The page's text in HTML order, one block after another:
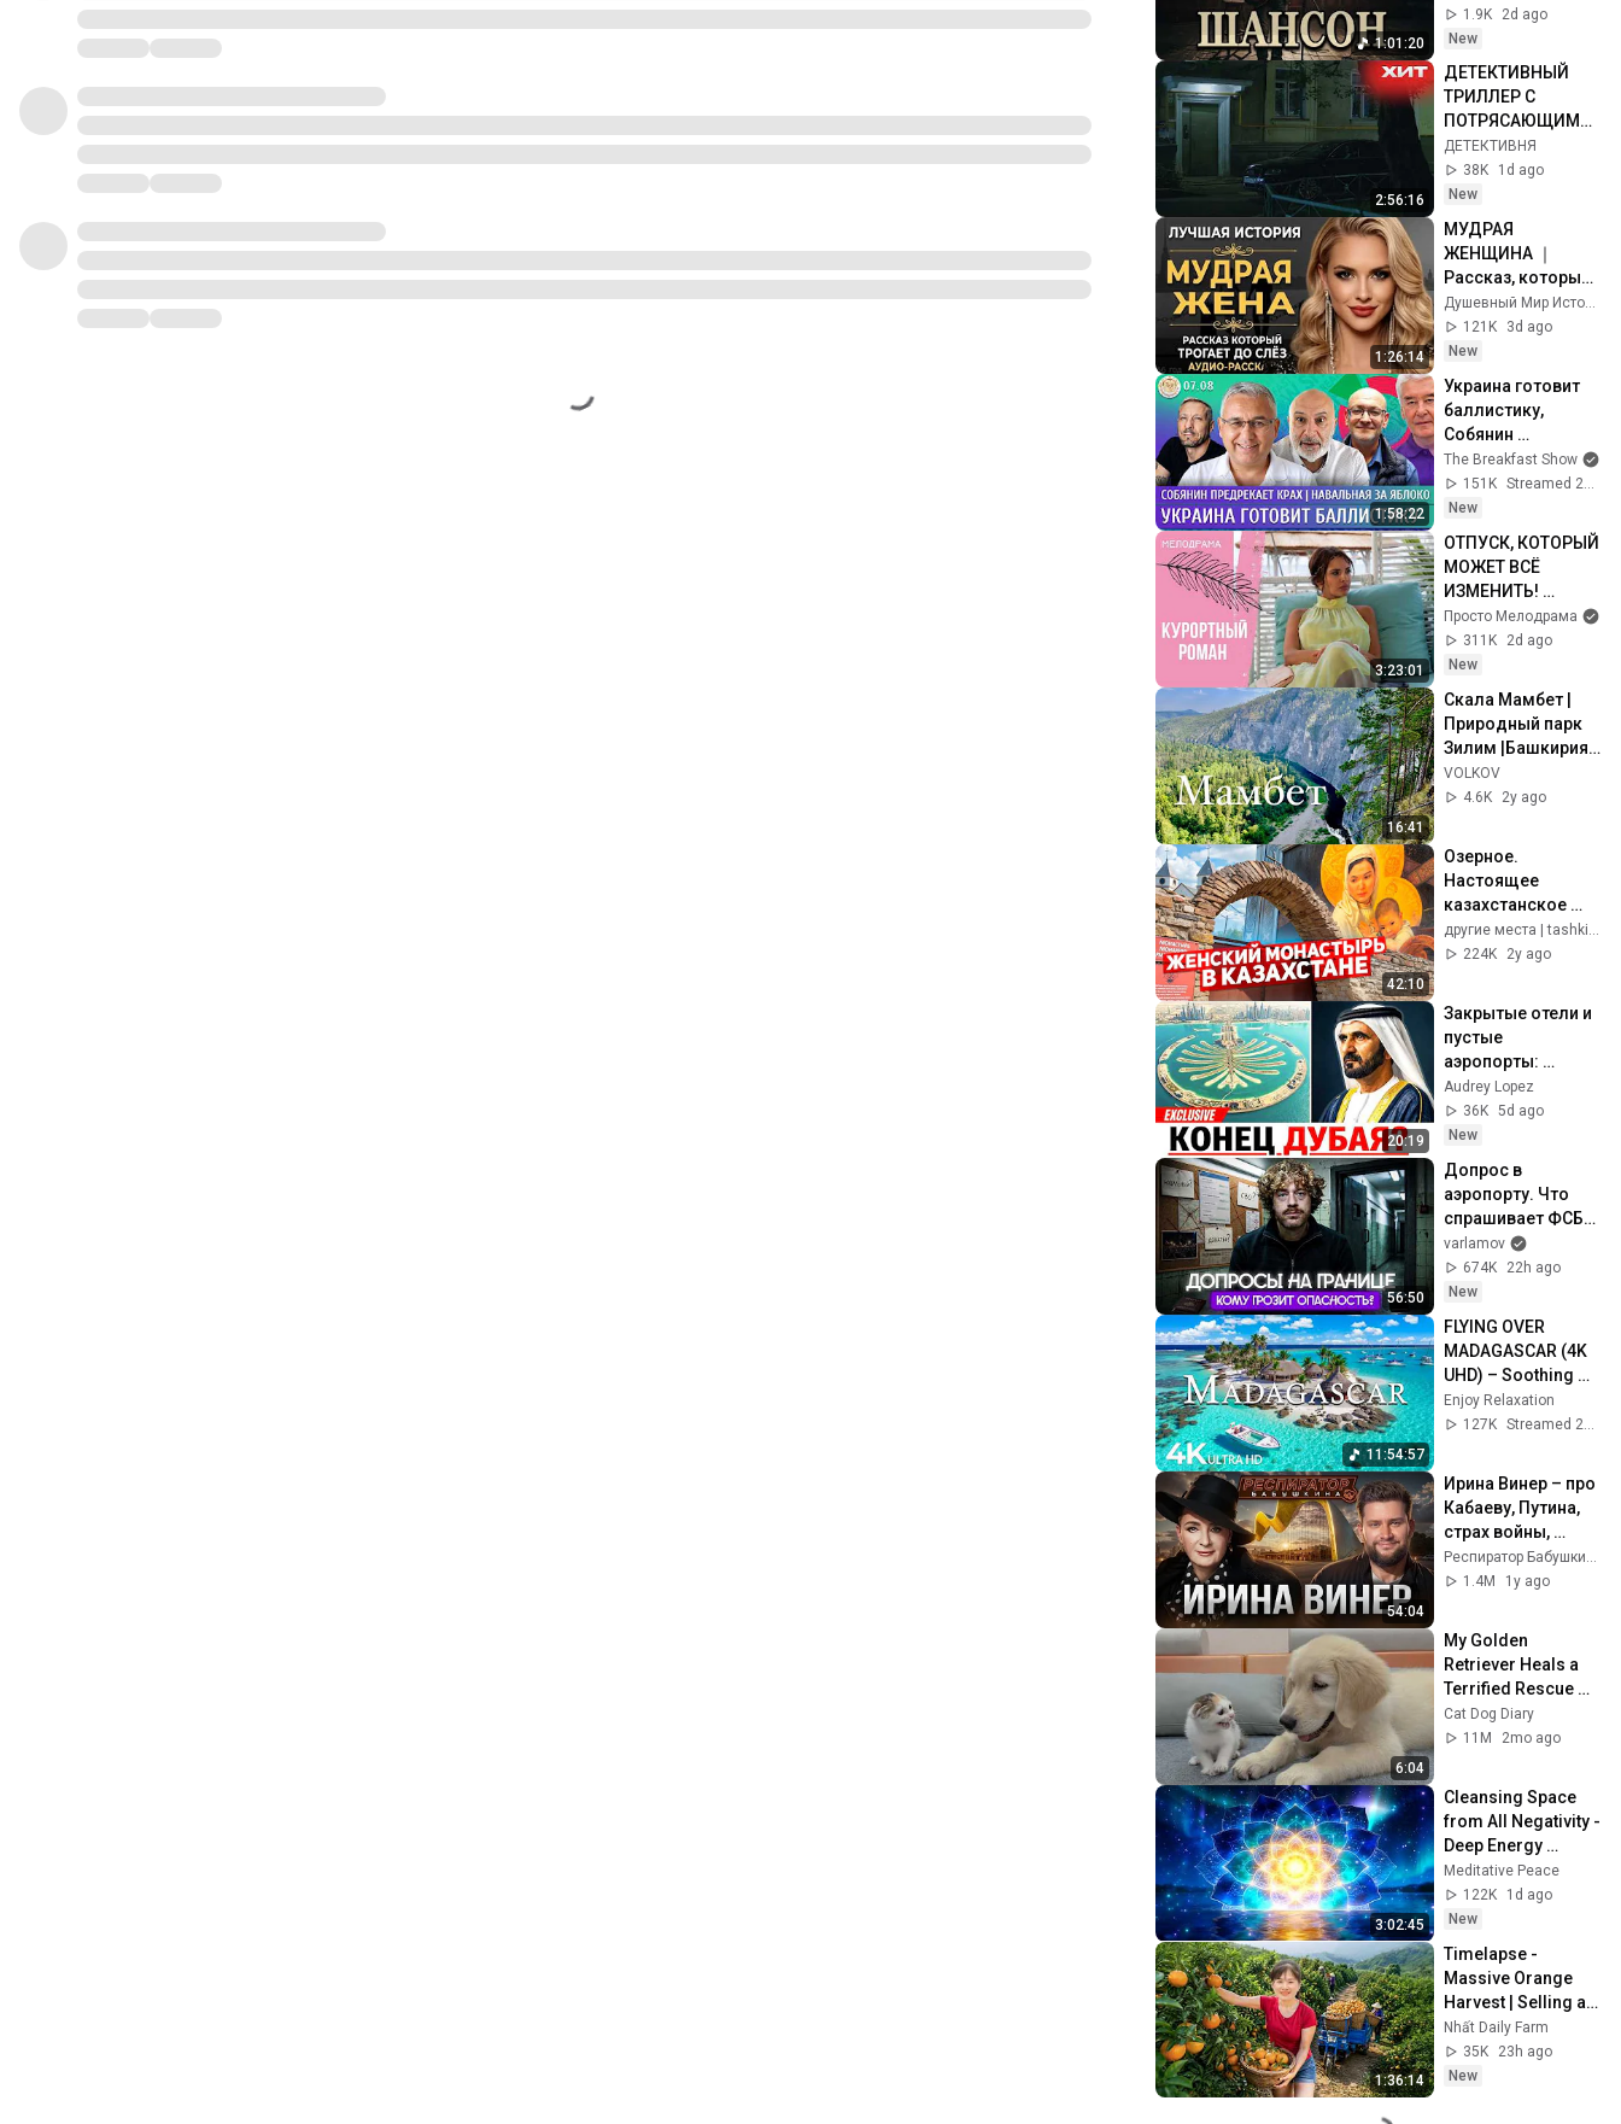
1:01:20
Души и Дороги
1.9K
2d ago
New
2:56:16
ДЕТЕКТИВНЫЙ
ТРИЛЛЕР С
ПОТРЯСАЮЩИМИ
АКТЁРАМИ! /
«ОПАСНОЕ
ЗАБЛУЖДЕНИЕ» /
СЕРИИ 1 - 4
ДЕТЕКТИВНЯ
38K
1d ago
New
1:26:14
МУДРАЯ
ЖЕНЩИНА ｜
Рассказ, который
трогает до
глубины души.
Очень сильная
история ｜ Аудио
рассказ.
Душевный Мир Историй
121K
3d ago
New
1:58:22
Украина готовит
баллистику,
Собянин
предрекает крах,
Навальная за
Яблоко.
Галлямов,
Ганапольский
The Breakfast Show
151K
Streamed 2h ago
New
3:23:01
ОТПУСК, КОТОРЫЙ
МОЖЕТ ВСЁ
ИЗМЕНИТЬ!
Курортный роман.
Все серии
Просто Мелодрама
311K
2d ago
New
16:41
Скала Мамбет |
Природный парк
Зилим |Башкирия |
Южный Урал 🌍
VOLKOV
4.6K
2y ago
42:10
Озерное.
Настоящее
казахстанское
чудо
другие места | tashkinbayev
224K
2y ago
20:19
Закрытые отели и
пустые
аэропорты:
почему
туристический бум
Дубая может
2026 году?
Audrey Lopez
36K 5d ago
New
56:50
Допрос в
аэропорту. Что
спрашивает ФСБ?
| Уголовные дела
за донаты,
отношение к
Навальному
varlamov
674K
22h ago
New
11:54:57
FLYING OVER
MADAGASCAR (4K
UHD) – Soothing
Music Along With
Beautiful Nature
Enjoy Relaxation
127K
Streamed 2mo ago
54:04
Ирина Винер – про
Кабаеву, Путина,
страх войны,
политику в спорте,
Россию,
1.4M
1y ago
6:04
My Golden
Retriever Heals a
Terrified Rescue
Kitten in Just 3
Meetings!
Cat Dog Diary
11M
2mo ago
3:02:45
Cleansing Space
from All Negativity -
Deep Energy
Clearing and
Protection - 417Hz
Meditative Peace
122K
1d ago
New
1:36:14
Timelapse -
Massive Orange
Harvest | Selling at
the Country Market
Nhất Daily Farm
35K
23h ago
New